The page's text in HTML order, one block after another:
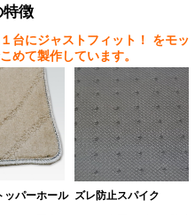
特徴
台にジャストフィット！
をモッ
めて製作しています。
ッパーホール ズレ防止スパイク